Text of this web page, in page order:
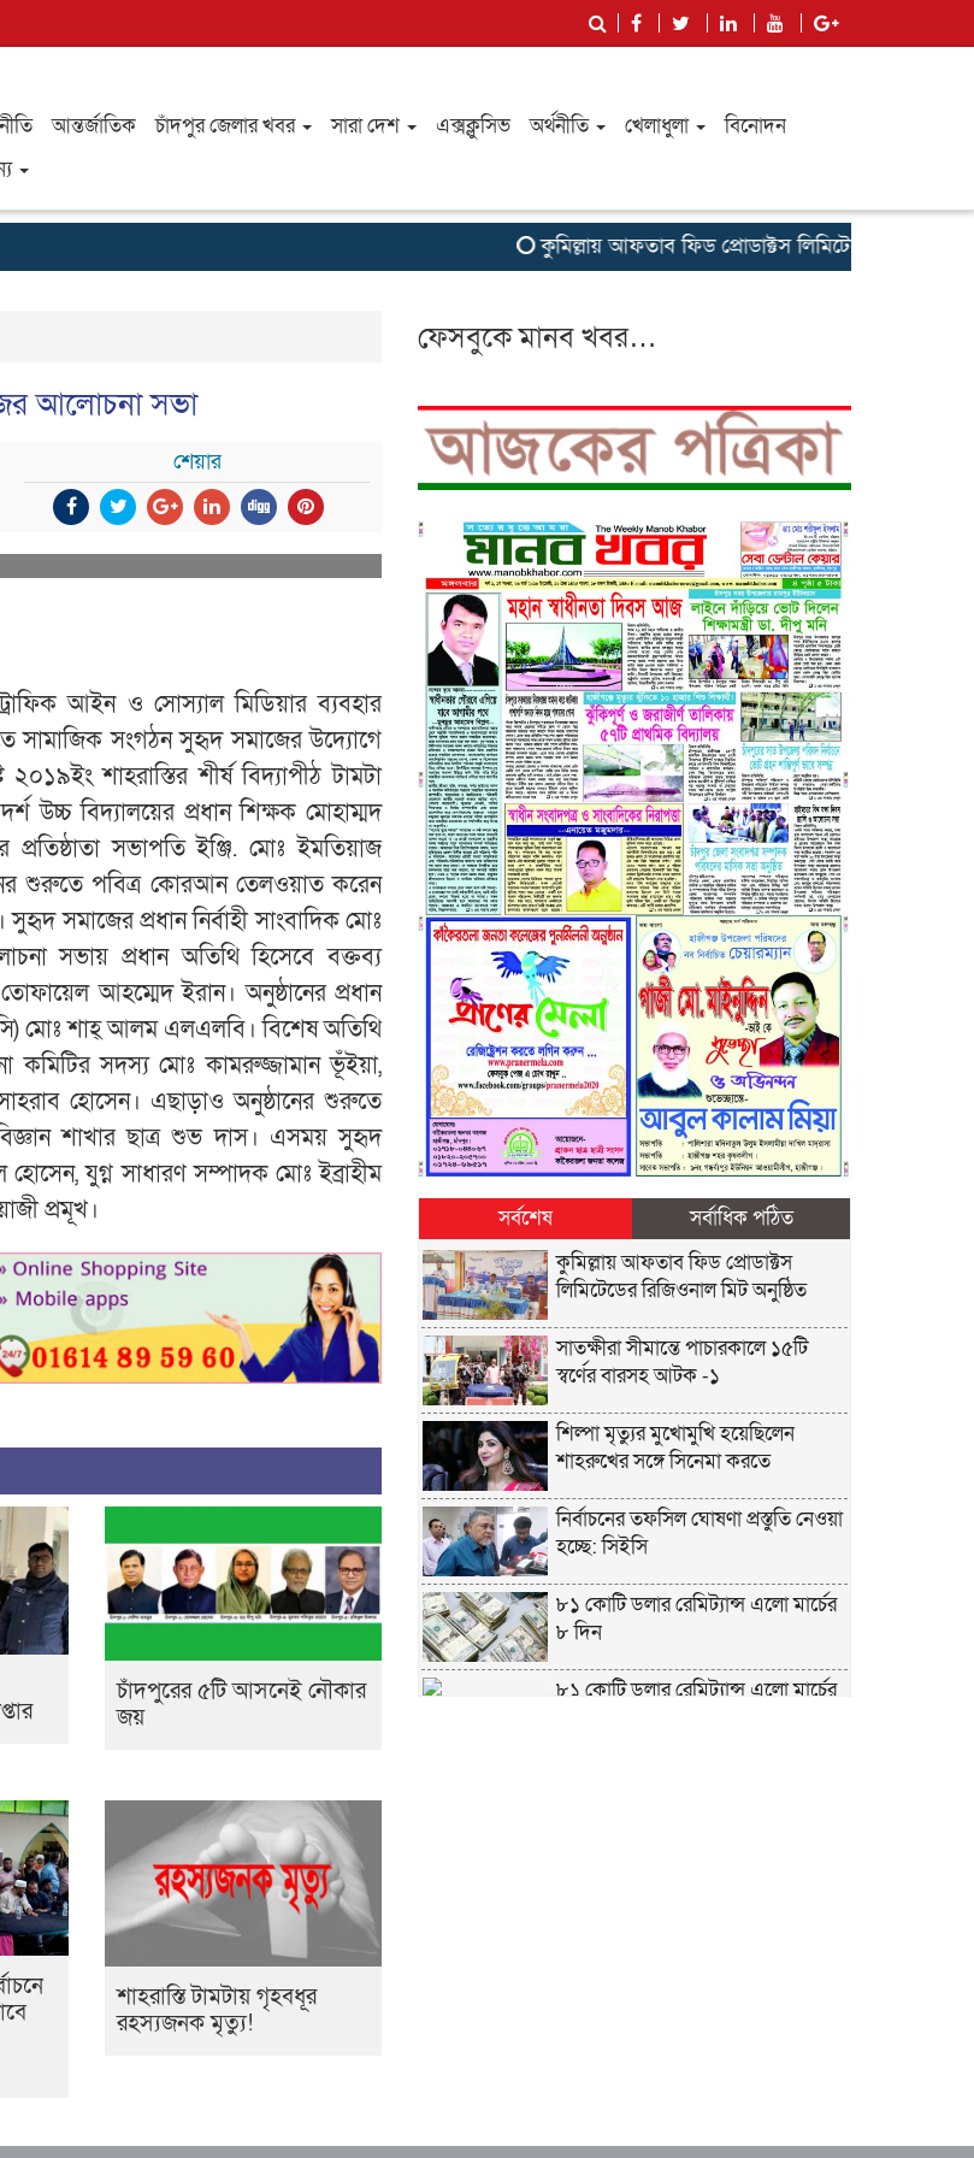
আন্তর্জাতিক চাঁদপুর জেলার খবর সারা দেশ এক্সক্লুসিভ অর্থনীতি খেলাধুলা
বিনোদন
কুমিল্লায় আফতাব ফিড প্রোডাক্টস লিমিটেডের রিজিওনাল মিট
আলোচনা সভা
শেয়ার
আইন ও সোস্যাল মিডিয়ার ব্যবহার
সামাজিক সংগঠন সুহৃদ সমাজের উদ্যোগে
শাহরাস্তির শীর্ষ বিদ্যাপীঠ টামটা
উচ্চ বিদ্যালয়ের প্রধান শিক্ষক মোহাম্মদ
সভাপতি ইঞ্জি. মোঃ ইমতিয়াজ
শুরুতে পবিত্র কোরআন তেলওয়াত করেন
সমাজের প্রধান নির্বাহী সাংবাদিক মোঃ
সভায় প্রধান অতিথি হিসেবে বক্তব্য
আহম্মেদ ইরান। অনুষ্ঠানের প্রধান
মোঃ শাহ্ আলম এলএলবি। বিশেষ অতিথি
কমিটির সদস্য মোঃ কামরুজ্জামান ভূঁইয়া,
হোসেন। এছাড়াও অনুষ্ঠানের শুরুতে
বিজ্ঞান শাখার ছাত্র শুভ দাস। এসময় সুহৃদ
যুগ্ন সাধারণ সম্পাদক মোঃ ইব্রাহীম
প্রমূখ।
চাঁদপুরের ৫টি আসনেই নৌকার
জয়
শাহরাস্তি টামটায় গৃহবধূর
রহস্যজনক মৃত্যু!
ফেসবুকে মানব খবর…
সর্বশেষ
সর্বাধিক পঠিত
কুমিল্লায় আফতাব ফিড প্রোডাক্টস
লিমিটেডের রিজিওনাল মিট অনুষ্ঠিত
সাতক্ষীরা সীমান্তে পাচারকালে ১৫টি
স্বর্ণের বারসহ আটক -১
শিল্পা মৃত্যুর মুখোমুখি হয়েছিলেন
শাহরুখের সঙ্গে সিনেমা করতে
নির্বাচনের তফসিল ঘোষণা প্রস্তুতি নেওয়া
হচ্ছে: সিইসি
৮১ কোটি ডলার রেমিট্যান্স এলো মার্চের
৮ দিন
৮১ কোটি ডলার রেমিট্যান্স এলো মার্চের